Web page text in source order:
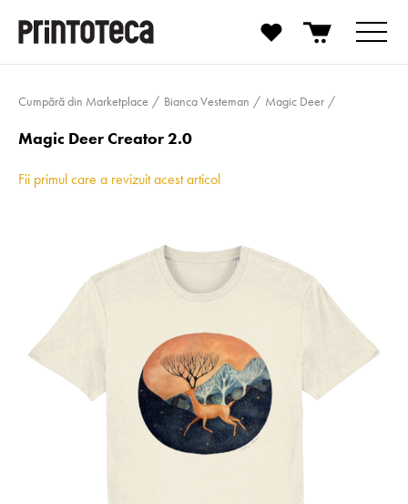
Cumpără din Marketplace Bianca Vesteman Magic Deer
Magic Deer Creator 2.0
Fii primul care a revizuit acest articol